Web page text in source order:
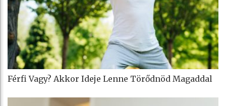
Férfi Vagy? Akkor Ideje Lenne Törődnöd Magaddal